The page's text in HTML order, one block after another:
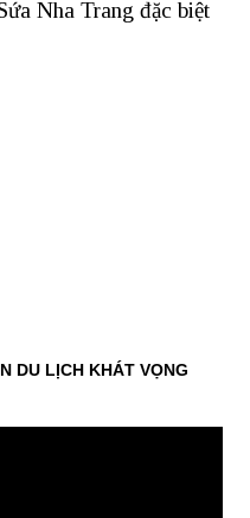
Nha Trang đặc biệt
DU LỊCH KHÁT VỌNG